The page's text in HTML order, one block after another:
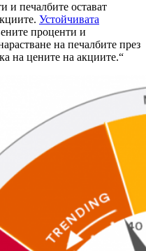
и печалбите остават
Устойчивата
проценти и
на печалбите през
на цените на акциите.“